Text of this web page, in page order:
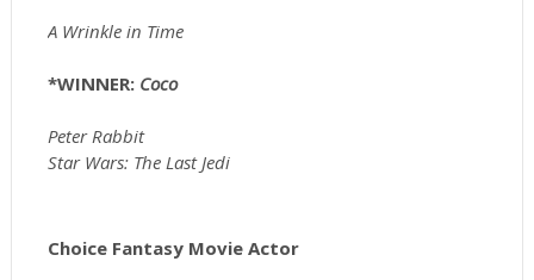
A Wrinkle in Time
*WINNER:Coco
Peter Rabbit
Star Wars: The Last Jedi
Choice Fantasy Movie Actor